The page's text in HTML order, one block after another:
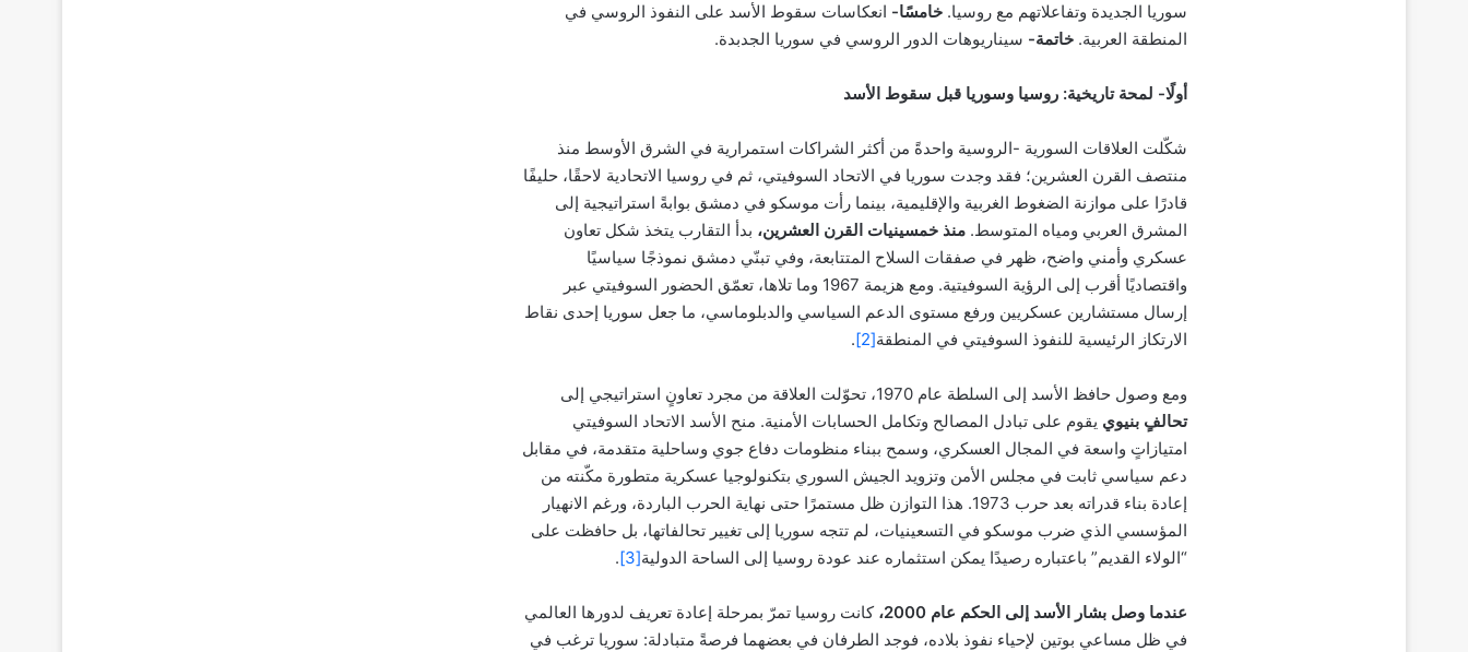
سوريا الجديدة وتفاعلاتهم مع روسيا. خامسًا- انعكاسات سقوط الأسد على النفوذ الروسي في
المنطقة العربية. خاتمة- سيناريوهات الدور الروسي في سوريا الجدبدة.
أولًا- لمحة تاريخية: روسيا وسوريا قبل سقوط الأسد
شكّلت العلاقات السورية -الروسية واحدةً من أكثر الشراكات استمرارية في الشرق الأوسط منذ
منتصف القرن العشرين؛ فقد وجدت سوريا في الاتحاد السوفيتي، ثم في روسيا الاتحادية لاحقًا، حليفًا
قادرًا على موازنة الضغوط الغربية والإقليمية، بينما رأت موسكو في دمشق بوابةً استراتيجية إلى
المشرق العربي ومياه المتوسط. منذ خمسينيات القرن العشرين، بدأ التقارب يتخذ شكل تعاون
عسكري وأمني واضح، ظهر في صفقات السلاح المتتابعة، وفي تبنّي دمشق نموذجًا سياسيًا
واقتصاديًا أقرب إلى الرؤية السوفيتية. ومع هزيمة 1967 وما تلاها، تعمّق الحضور السوفيتي عبر
إرسال مستشارين عسكريين ورفع مستوى الدعم السياسي والدبلوماسي، ما جعل سوريا إحدى نقاط
الارتكاز الرئيسية للنفوذ السوفيتي في المنطقة[2]
.
ومع وصول حافظ الأسد إلى السلطة عام 1970، تحوّلت العلاقة من مجرد تعاونٍ استراتيجي إلى
تحالفٍ بنيوي يقوم على تبادل المصالح وتكامل الحسابات الأمنية. منح الأسد الاتحاد السوفيتي
امتيازاتٍ واسعة في المجال العسكري، وسمح ببناء منظومات دفاع جوي وساحلية متقدمة، في مقابل
دعم سياسي ثابت في مجلس الأمن وتزويد الجيش السوري بتكنولوجيا عسكرية متطورة مكّنته من
إعادة بناء قدراته بعد حرب 1973. هذا التوازن ظل مستمرًا حتى نهاية الحرب الباردة، ورغم الانهيار
المؤسسي الذي ضرب موسكو في التسعينيات، لم تتجه سوريا إلى تغيير تحالفاتها، بل حافظت على
“الولاء القديم” باعتباره رصيدًا يمكن استثماره عند عودة روسيا إلى الساحة الدولية[3]
.
عندما وصل بشار الأسد إلى الحكم عام 2000،
كانت روسيا تمرّ بمرحلة إعادة تعريف لدورها العالمي
في ظل مساعي بوتين لإحياء نفوذ بلاده، فوجد الطرفان في بعضهما فرصةً متبادلة: سوريا ترغب في